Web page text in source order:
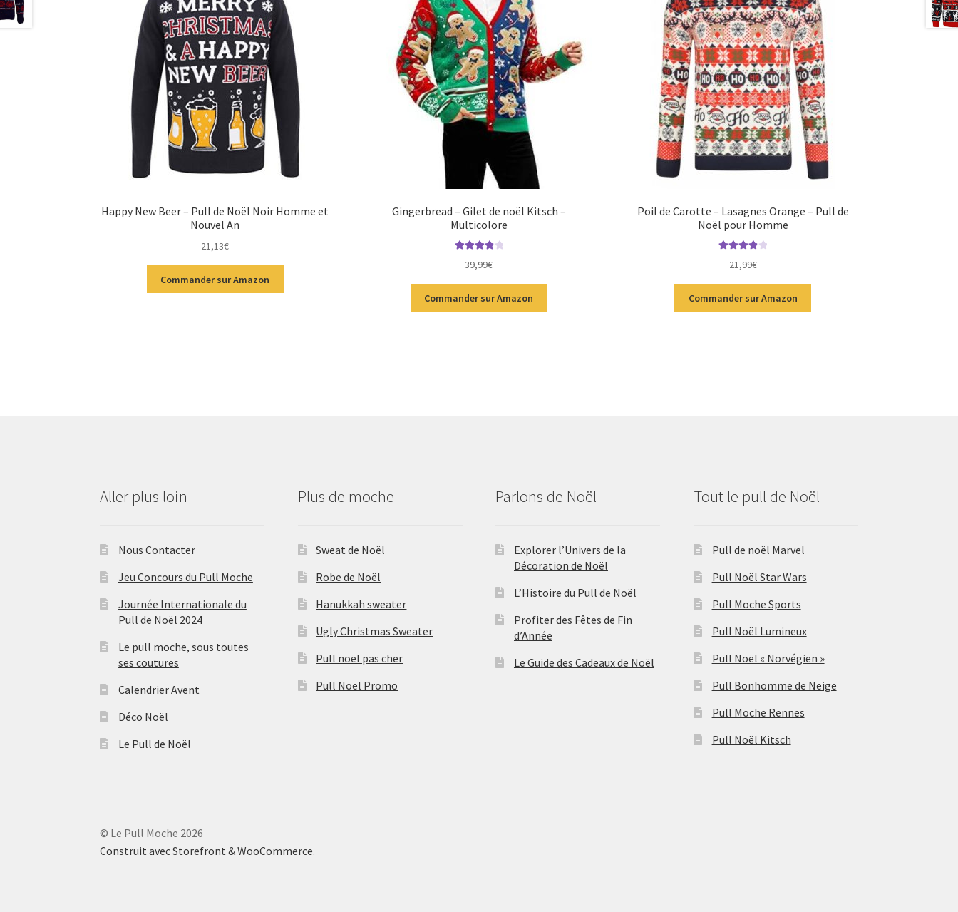
Happy New Beer – Pull de Noël Noir Homme et
Nouvel An
21,13€
Commander sur Amazon
Gingerbread – Gilet de noël Kitsch –
Multicolore
sur 5
39,99€
Commander sur Amazon
Poil de Carotte – Lasagnes Orange – Pull de
Noël pour Homme
sur 5
21,99€
Commander sur Amazon
Aller plus loin
Nous Contacter
Jeu Concours du Pull Moche
Journée Internationale du
Pull de Noël 2024
Le pull moche, sous toutes
ses coutures
Calendrier Avent
Déco Noël
Le Pull de Noël
Plus de moche
Sweat de Noël
Robe de Noël
Hanukkah sweater
Ugly Christmas Sweater
Pull noël pas cher
Pull Noël Promo
Parlons de Noël
Explorer l’Univers de la
Décoration de Noël
L’Histoire du Pull de Noël
Profiter des Fêtes de Fin
d’Année
Le Guide des Cadeaux de Noël
Tout le pull de Noël
Pull de noël Marvel
Pull Noël Star Wars
Pull Moche Sports
Pull Noël Lumineux
Pull Noël « Norvégien »
Pull Bonhomme de Neige
Pull Moche Rennes
Pull Noël Kitsch
© Le Pull Moche 2026
Construit avec Storefront & WooCommerce.